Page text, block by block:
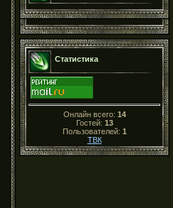
Статистика
Онлайн всего: 14
Гостей: 13
Пользователей: 1
ТВК